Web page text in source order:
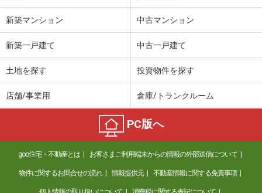
新築マンション 中古マンション
新築一戸建て 中古一戸建て
土地を探す 投資物件を探す
店舗/事業用 倉庫/トランクルーム
PC版へ
goo住宅・不動産とは お客さまご利用端末からの情報の外部送信について
物件に関するお問合せの流れ 情報提供元 不動産情報に関する免責事項